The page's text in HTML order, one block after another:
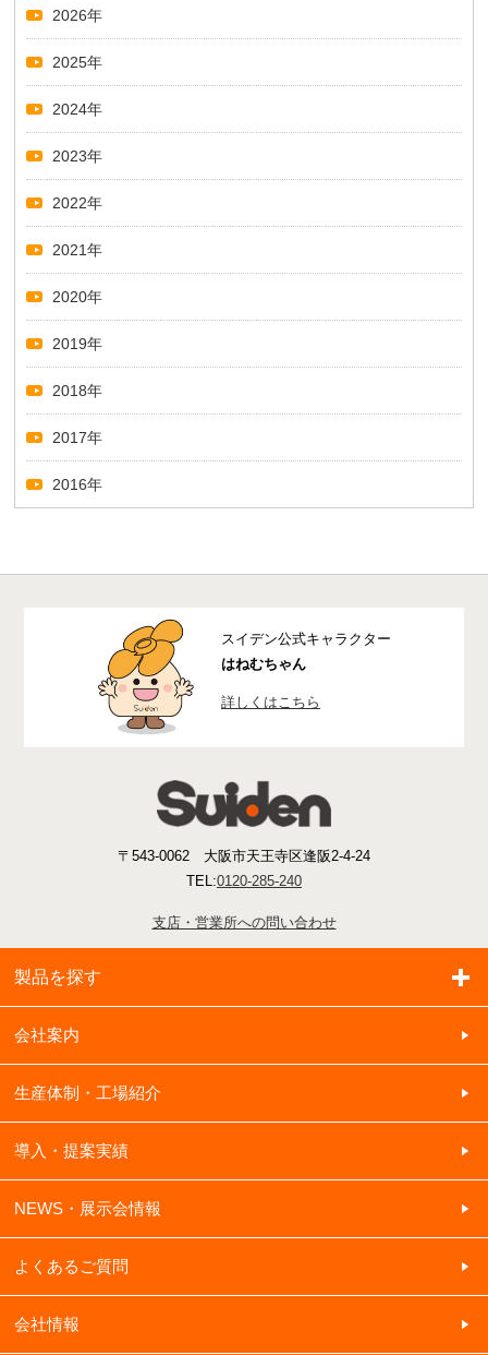
2026年
2025年
2024年
2023年
2022年
2021年
2020年
2019年
2018年
2017年
2016年
スイデン公式キャラクター
はねむちゃん
詳しくはこちら
〒543-0062 大阪市天王寺区逢阪2-4-24
TEL:0120-285-240
支店・営業所への問い合わせ
製品を探す
会社案内
生産体制・工場紹介
導入・提案実績
NEWS・展示会情報
よくあるご質問
会社情報